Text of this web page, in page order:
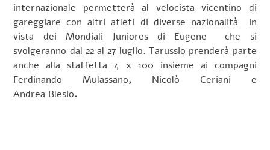
internazionale permetterà al velocista vicentino di
gareggiare con altri atleti di diverse nazionalità in
vista dei Mondiali Juniores di Eugene che si
svolgeranno dal 22 al 27 luglio. Tarussio prenderà parte
anche alla staffetta 4 x 100 insieme ai compagni
Ferdinando
Mulassano, Nicolò Ceriani
e
Andrea Blesio.